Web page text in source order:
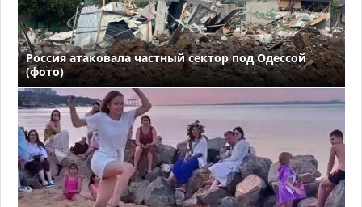
Россия атаковала частный сектор под Одессой
(фото)